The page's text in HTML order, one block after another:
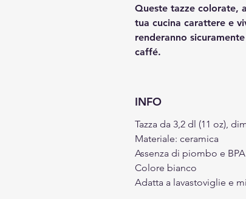
Queste tazze colorate,
tua cucina carattere e
renderanno
caffé.
INFO
Tazza da 3,2 dl (11 oz),
Materiale: ceramica
Assenza di piombo e BPA
Colore bianco
Adatta a lavastoviglie e